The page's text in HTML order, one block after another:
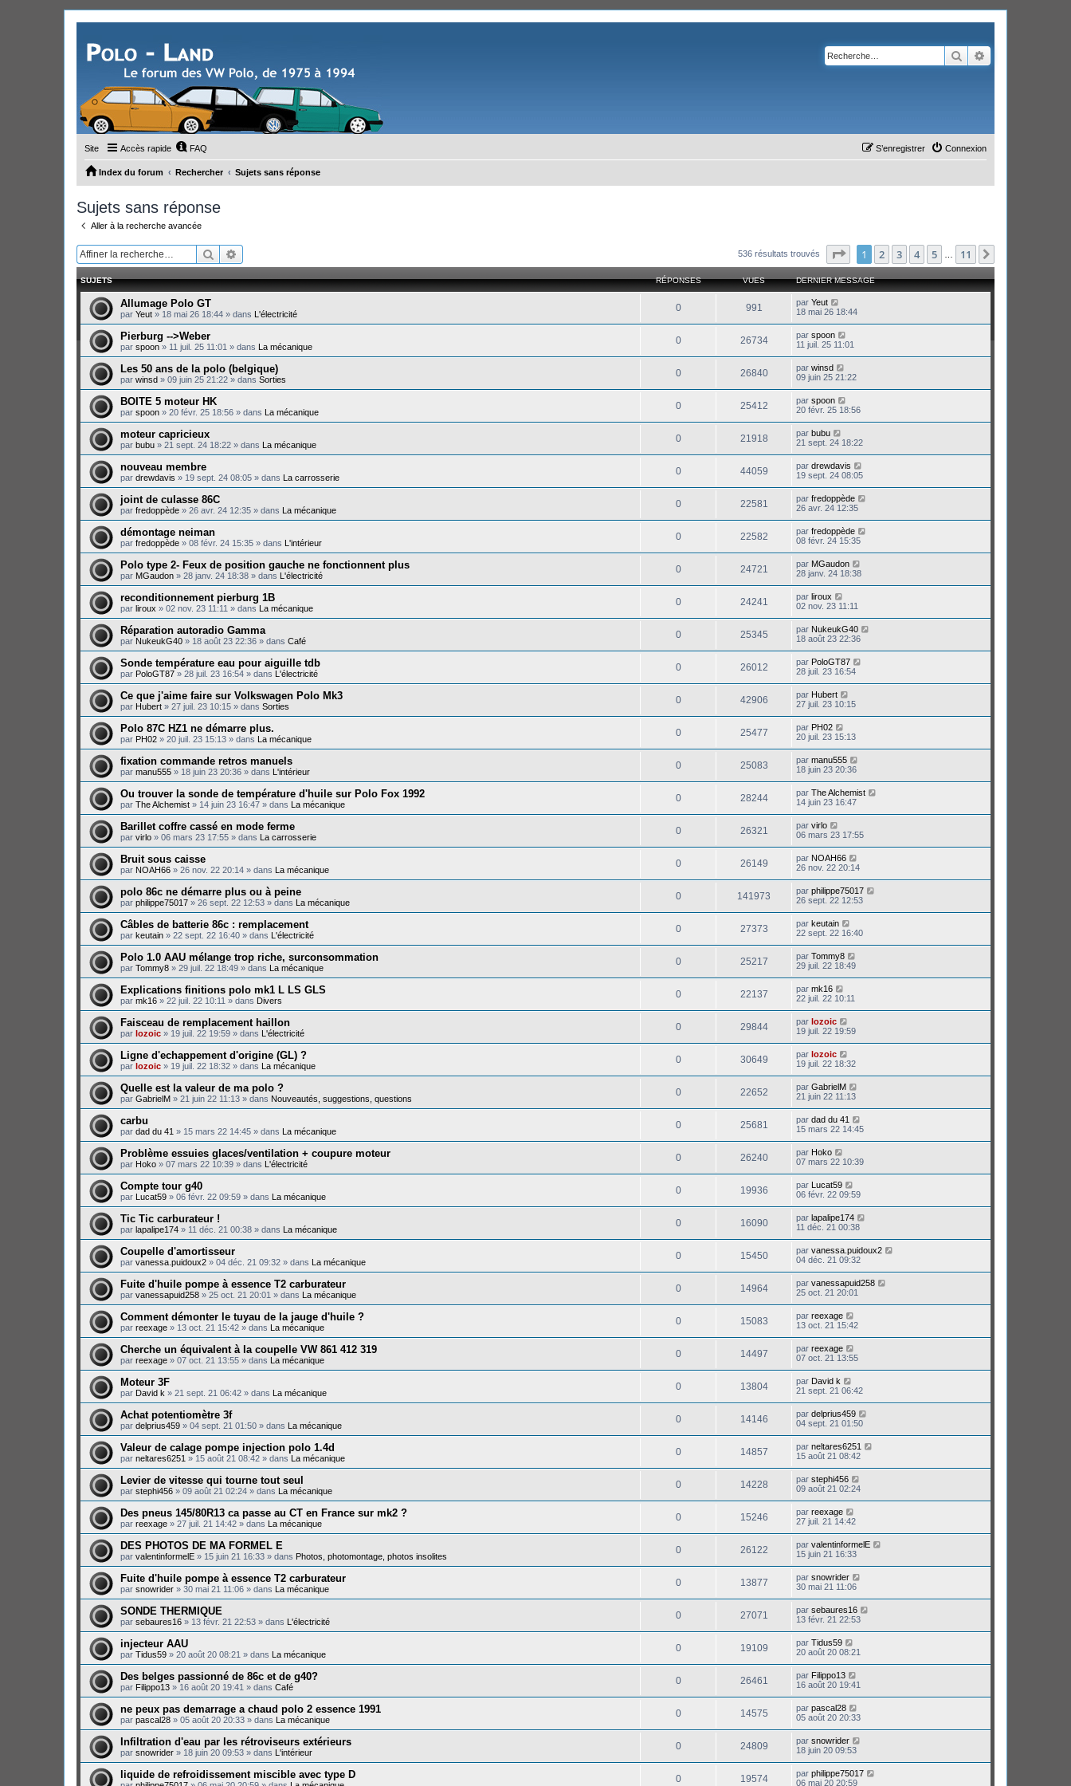
Rechercher
Site Accès rapide FAQ Connexion
S’enregistrer
Index du forum Rechercher Sujets sans réponse
Sujets sans réponse
Aller à la recherche avancée
Rechercher 536 résultats trouvés Page sur11
1 2 3 4 5 11
SUJETS RÉPONSES VUES DERNIER MESSAGE
Allumage Polo GT
par Yeut » 18 mai 26 18:44 » dans L'électricité
0 991 par Yeut
18 mai 26 18:44
Pierburg -->Weber
par spoon » 11 juil. 25 11:01 » dans La mécanique
0 26734 par spoon
11 juil. 25 11:01
Les 50 ans de la polo (belgique)
par winsd » 09 juin 25 21:22 » dans Sorties
0 26840 par winsd
09 juin 25 21:22
BOITE 5 moteur HK
par spoon » 20 févr. 25 18:56 » dans La mécanique
0 25412 par spoon
20 févr. 25 18:56
moteur capricieux
par bubu » 21 sept. 24 18:22 » dans La mécanique
0 21918 par bubu
21 sept. 24 18:22
nouveau membre
par drewdavis » 19 sept. 24 08:05 » dans La carrosserie
0 44059 par drewdavis
19 sept. 24 08:05
joint de culasse 86C
par fredoppède » 26 avr. 24 12:35 » dans La mécanique
0 22581 par fredoppède
26 avr. 24 12:35
démontage neiman
par fredoppède » 08 févr. 24 15:35 » dans L'intérieur
0 22582 par fredoppède
08 févr. 24 15:35
Polo type 2- Feux de position gauche ne fonctionnent plus
par MGaudon » 28 janv. 24 18:38 » dans L'électricité
0 24721 par MGaudon
28 janv. 24 18:38
reconditionnement pierburg 1B
par liroux » 02 nov. 23 11:11 » dans La mécanique
0 24241 par liroux
02 nov. 23 11:11
Réparation autoradio Gamma
par NukeukG40 » 18 août 23 22:36 » dans Café
0 25345 par NukeukG40
18 août 23 22:36
Sonde température eau pour aiguille tdb
par PoloGT87 » 28 juil. 23 16:54 » dans L'électricité
0 26012 par PoloGT87
28 juil. 23 16:54
Ce que j'aime faire sur Volkswagen Polo Mk3
par Hubert » 27 juil. 23 10:15 » dans Sorties
0 42906 par Hubert
27 juil. 23 10:15
Polo 87C HZ1 ne démarre plus.
par PH02 » 20 juil. 23 15:13 » dans La mécanique
0 25477 par PH02
20 juil. 23 15:13
fixation commande retros manuels
par manu555 » 18 juin 23 20:36 » dans L'intérieur
0 25083 par manu555
18 juin 23 20:36
Ou trouver la sonde de température d'huile sur Polo Fox 1992
par The Alchemist » 14 juin 23 16:47 » dans La mécanique
0 28244 par The Alchemist
14 juin 23 16:47
Barillet coffre cassé en mode ferme
par virlo » 06 mars 23 17:55 » dans La carrosserie
0 26321 par virlo
06 mars 23 17:55
Bruit sous caisse
par NOAH66 » 26 nov. 22 20:14 » dans La mécanique
0 26149 par NOAH66
26 nov. 22 20:14
polo 86c ne démarre plus ou à peine
par philippe75017 » 26 sept. 22 12:53 » dans La mécanique
0 141973 par philippe75017
26 sept. 22 12:53
Câbles de batterie 86c : remplacement
par keutain » 22 sept. 22 16:40 » dans L'électricité
0 27373 par keutain
22 sept. 22 16:40
Polo 1.0 AAU mélange trop riche, surconsommation
par Tommy8 » 29 juil. 22 18:49 » dans La mécanique
0 25217 par Tommy8
29 juil. 22 18:49
Explications finitions polo mk1 L LS GLS
par mk16 » 22 juil. 22 10:11 » dans Divers
0 22137 par mk16
22 juil. 22 10:11
Faisceau de remplacement haillon
par lozoic » 19 juil. 22 19:59 » dans L'électricité
0 29844 par lozoic
19 juil. 22 19:59
Ligne d'echappement d'origine (GL) ?
par lozoic » 19 juil. 22 18:32 » dans La mécanique
0 30649 par lozoic
19 juil. 22 18:32
Quelle est la valeur de ma polo ?
par GabrielM » 21 juin 22 11:13 » dans Nouveautés, suggestions, questions
0 22652 par GabrielM
21 juin 22 11:13
carbu
par dad du 41 » 15 mars 22 14:45 » dans La mécanique
0 25681 par dad du 41
15 mars 22 14:45
Problème essuies glaces/ventilation + coupure moteur
par Hoko » 07 mars 22 10:39 » dans L'électricité
0 26240 par Hoko
07 mars 22 10:39
Compte tour g40
par Lucat59 » 06 févr. 22 09:59 » dans La mécanique
0 19936 par Lucat59
06 févr. 22 09:59
Tic Tic carburateur !
par lapalipe174 » 11 déc. 21 00:38 » dans La mécanique
0 16090 par lapalipe174
11 déc. 21 00:38
Coupelle d'amortisseur
par vanessa.puidoux2 » 04 déc. 21 09:32 » dans La mécanique
0 15450 par vanessa.puidoux2
04 déc. 21 09:32
Fuite d'huile pompe à essence T2 carburateur
par vanessapuid258 » 25 oct. 21 20:01 » dans La mécanique
0 14964 par vanessapuid258
25 oct. 21 20:01
Comment démonter le tuyau de la jauge d'huile ?
par reexage » 13 oct. 21 15:42 » dans La mécanique
0 15083 par reexage
13 oct. 21 15:42
Cherche un équivalent à la coupelle VW 861 412 319
par reexage » 07 oct. 21 13:55 » dans La mécanique
0 14497 par reexage
07 oct. 21 13:55
Moteur 3F
par David k » 21 sept. 21 06:42 » dans La mécanique
0 13804 par David k
21 sept. 21 06:42
Achat potentiomètre 3f
par delprius459 » 04 sept. 21 01:50 » dans La mécanique
0 14146 par delprius459
04 sept. 21 01:50
Valeur de calage pompe injection polo 1.4d
par neltares6251 » 15 août 21 08:42 » dans La mécanique
0 14857 par neltares6251
15 août 21 08:42
Levier de vitesse qui tourne tout seul
par stephi456 » 09 août 21 02:24 » dans La mécanique
0 14228 par stephi456
09 août 21 02:24
Des pneus 145/80R13 ca passe au CT en France sur mk2 ?
par reexage » 27 juil. 21 14:42 » dans La mécanique
0 15246 par reexage
27 juil. 21 14:42
DES PHOTOS DE MA FORMEL E
par valentinformelE » 15 juin 21 16:33 » dans Photos, photomontage, photos insolites
0 26122 par valentinformelE
15 juin 21 16:33
Fuite d'huile pompe à essence T2 carburateur
par snowrider » 30 mai 21 11:06 » dans La mécanique
0 13877 par snowrider
30 mai 21 11:06
SONDE THERMIQUE
par sebaures16 » 13 févr. 21 22:53 » dans L'électricité
0 27071 par sebaures16
13 févr. 21 22:53
injecteur AAU
par Tidus59 » 20 août 20 08:21 » dans La mécanique
0 19109 par Tidus59
20 août 20 08:21
Des belges passionné de 86c et de g40?
par Filippo13 » 16 août 20 19:41 » dans Café
0 26461 par Filippo13
16 août 20 19:41
ne peux pas demarrage a chaud polo 2 essence 1991
par pascal28 » 05 août 20 20:33 » dans La mécanique
0 14575 par pascal28
05 août 20 20:33
Infiltration d'eau par les rétroviseurs extérieurs
par snowrider » 18 juin 20 09:53 » dans L'intérieur
0 24809 par snowrider
18 juin 20 09:53
liquide de refroidissement miscible avec type D 0 19574 par philippe75017
06 mai 20 20:59